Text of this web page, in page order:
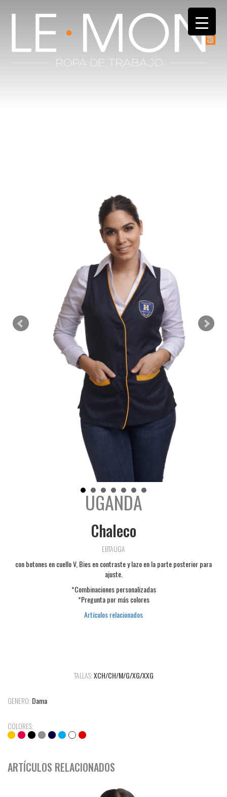
UGANDA
Chaleco
EBTAUGA
con botones en cuello V, Bies en contraste y lazo en la parte posterior para
ajuste.
*Combinaciones personalizadas
*Pregunta por más colores
Artículos relacionados
TALLAS:XCH/CH/M/G/XG/XXG
GENERO: Dama
COLORES:
ARTÍCULOS RELACIONADOS